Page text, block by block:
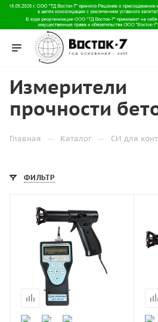
Измерители
прочности
Главная — Каталог — СИ для
ФИЛЬТР